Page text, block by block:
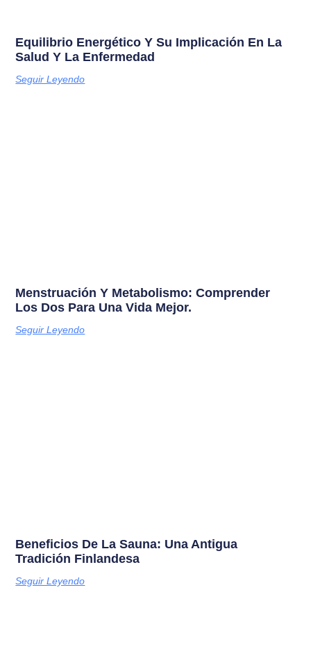
Equilibrio Energético Y Su Implicación En La
Salud Y La Enfermedad
Seguir Leyendo
Menstruación Y Metabolismo: Comprender
Los Dos Para Una Vida Mejor.
Seguir Leyendo
Beneficios De La Sauna: Una Antigua
Tradición Finlandesa
Seguir Leyendo